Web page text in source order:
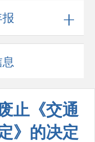
止《交通
》的决定